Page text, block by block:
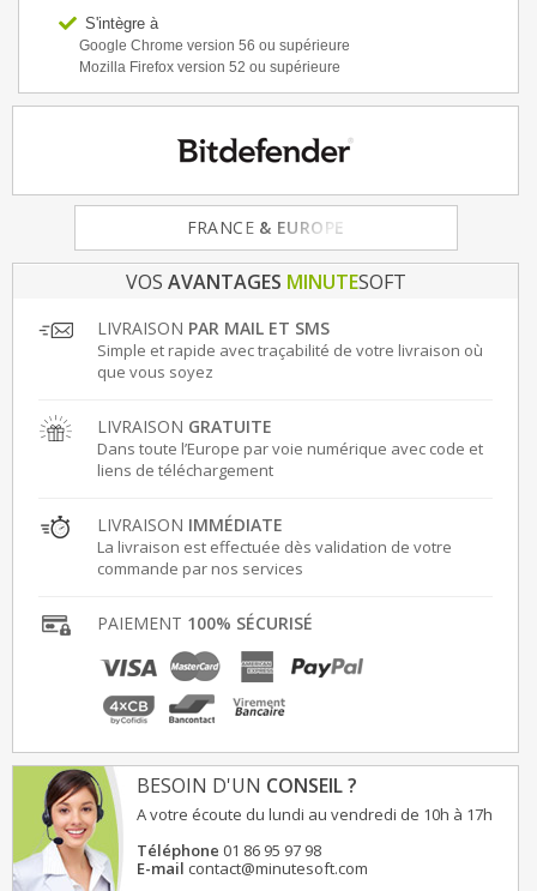
S'intègre à
Google Chrome version 56 ou supérieure
Mozilla Firefox version 52 ou supérieure
FRANCE & EUROPE
VOS AVANTAGES MINUTESOFT
LIVRAISON PAR MAIL ET SMS
Simple et rapide avec traçabilité de votre livraison où
que vous soyez
LIVRAISON GRATUITE
Dans toute l’Europe par voie numérique avec code et
liens de téléchargement
LIVRAISON IMMÉDIATE
La livraison est effectuée dès validation de votre
commande par nos services
PAIEMENT 100% SÉCURISÉ
BESOIN D'UN CONSEIL ?
A votre écoute du lundi au vendredi de 10h à 17h
Téléphone 01 86 95 97 98
E-mail contact@minutesoft.com